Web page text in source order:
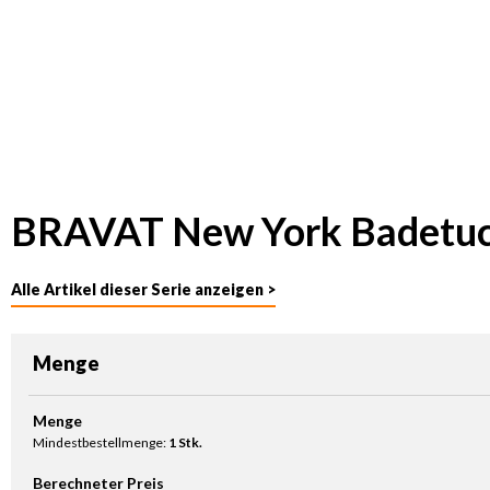
BRAVAT New York
Alle Artikel dieser Serie anzeigen >
Menge
Produkt Anzahl: Gib den gewünschten Wert ein oder benutze die
Menge
Mindestbestellmenge: 1 Stk.
Berechneter Preis